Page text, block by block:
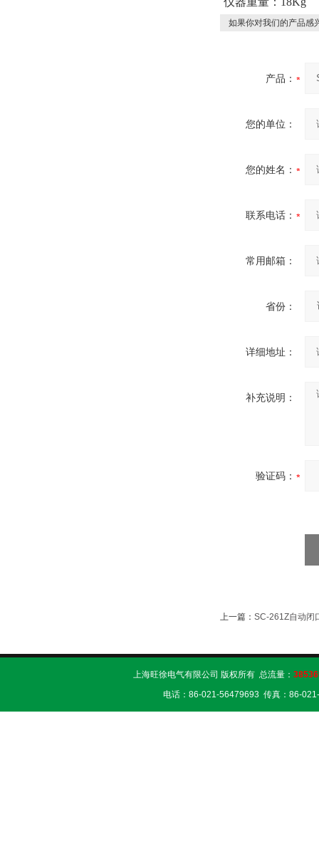
如果你对我们的产品感
产品：
您的单位：
您的姓名：
联系电话：
常用邮箱：
省份：
详细地址：
补充说明：
验证码：
上一篇： SC-261Z自动闭
上海旺徐电气有限公司 版权所有 总流量：
电话：86-021-56479693 传真：86-